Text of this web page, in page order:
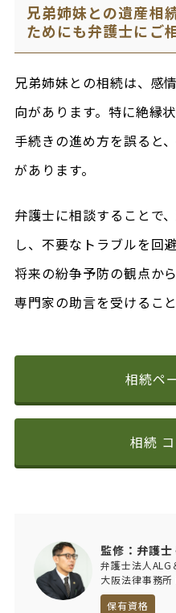
兄弟姉妹との遺産相
ためにも弁護士にご
兄弟姉妹との相続は、感
向があります。特に絶縁
手続きの進め方を誤ると
があります。
弁護士に相談することで
し、不要なトラブルを回避
将来の紛争予防の観点か
専門家の助言を受けるこ
相続ペ
相続
監修：弁護士
弁護士法人
大阪法律事務所
保有資格